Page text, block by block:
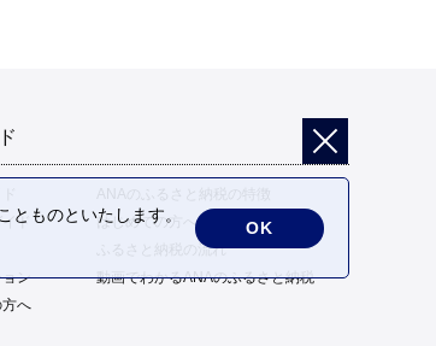
ANAのふるさと納税の特徴
ド
はじめての方へ
ふるさと納税の流れ
ン
動画でわかるANAのふるさと納税
へ
ものといたします。
OK